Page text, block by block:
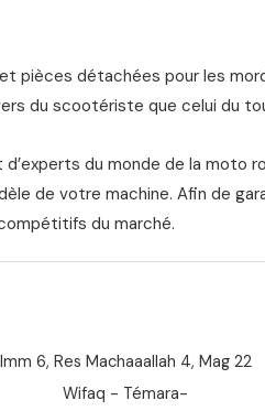
pièces détachées pour les
du scootériste que celui du
du monde de la
de votre machine. Afin de
du marché.
Imm 6, Res Machaaallah 4, Mag 22
Wifaq - Témara-